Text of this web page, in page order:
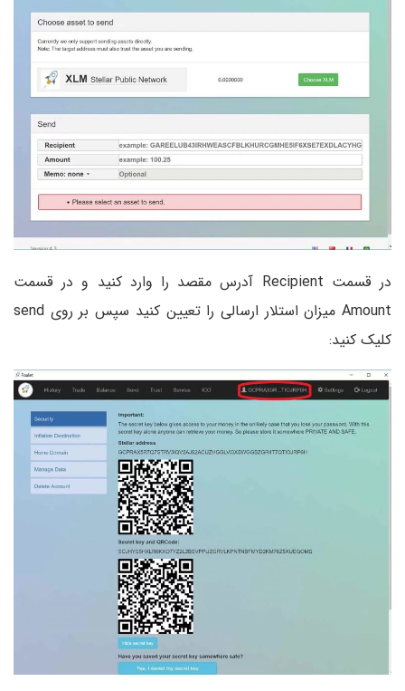
در قسمت Recipient آدرس مقصد را وارد کنید و در قسمت
Amount میزان استلار ارسالی را تعیین کنید سپس بر روی send
کلیک کنید: